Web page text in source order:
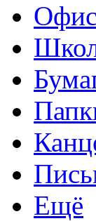
Ещё